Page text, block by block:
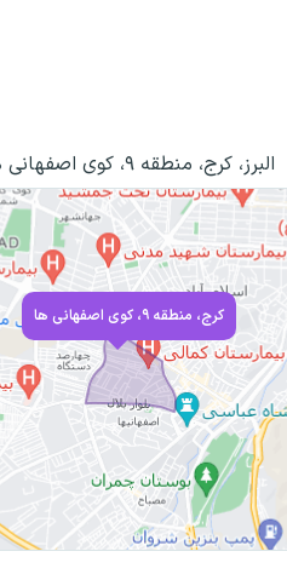
البرز، کرج، منطقه ۹، کوی اصفهانی ها
کرج، منطقه ۹، کوی اصفهانی ها